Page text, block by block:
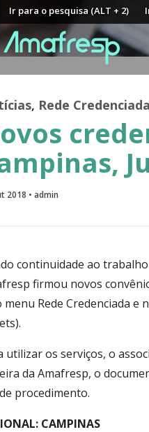
Ir para o pesquisa (ALT + 2)
, Rede Credenciada
2018 • admin
continuidade ao
firmou novos
menu Rede Credenciada e
utilizar os serviços, o
da Amafresp, o
procedimento.
CAMPINAS